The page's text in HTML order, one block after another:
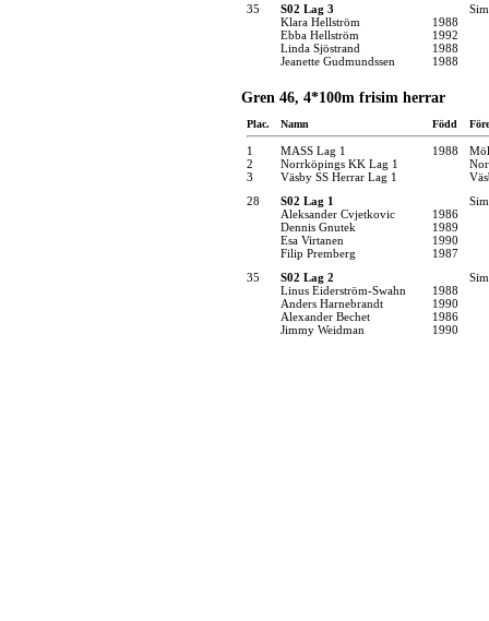
35
S02 Lag 3
Klara Hellström
1988
Ebba Hellström
1992
Linda Sjöstrand
1988
Jeanette Gudmundssen
1988
Gren 46, 4*100m frisim herrar
Plac. Namn Född
1 MASS Lag 1 1988
2
Norrköpings KK Lag 1
3
Väsby SS Herrar Lag 1
28
S02 Lag 1
Aleksander Cvjetkovic
1986
Dennis Gnutek
1989
Esa Virtanen
1990
Filip Premberg
1987
35
S02 Lag 2
Linus Eiderström-Swahn
1988
Anders Harnebrandt
1990
Alexander Bechet
1986
Jimmy Weidman
1990